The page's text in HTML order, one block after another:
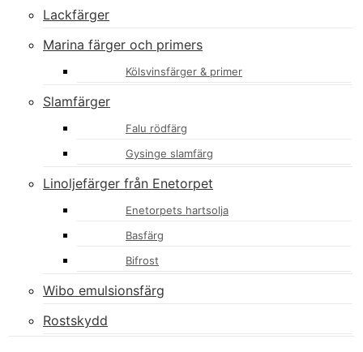
Lackfärger
Marina färger och primers
Kölsvinsfärger & primer
Slamfärger
Falu rödfärg
Gysinge slamfärg
Linoljefärger från Enetorpet
Enetorpets hartsolja
Basfärg
Bifrost
Wibo emulsionsfärg
Rostskydd